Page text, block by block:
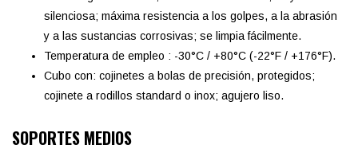
silenciosa; máxima resistencia a los golpes, a la abrasión
y a las sustancias corrosivas; se limpia fácilmente.
Temperatura de empleo : -30°C / +80°C (-22°F / +176°F).
Cubo con: cojinetes a bolas de precisión, protegidos;
cojinete a rodillos standard o inox; agujero liso.
SOPORTES MEDIOS